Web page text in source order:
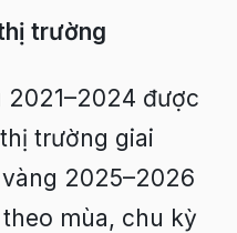
trường
2021–2024 được
trường giai
2025–2026
mùa, chu kỳ